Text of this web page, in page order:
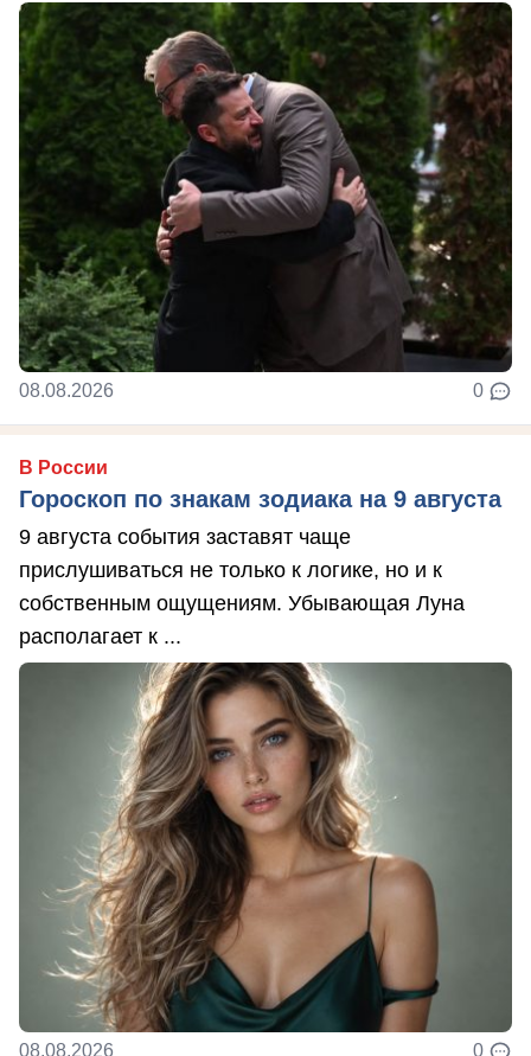
08.08.2026 0
В России
Гороскоп по знакам зодиака на 9 августа
9 августа события заставят чаще
прислушиваться не только к логике, но и к
собственным ощущениям. Убывающая Луна
располагает к ...
08.08.2026 0